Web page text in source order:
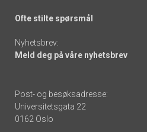
Ofte stilte spørsmål
Nyhetsbrev:
Meld deg på våre nyhetsbrev
Post- og besøksadresse:
Universitetsgata 22
0162 Oslo